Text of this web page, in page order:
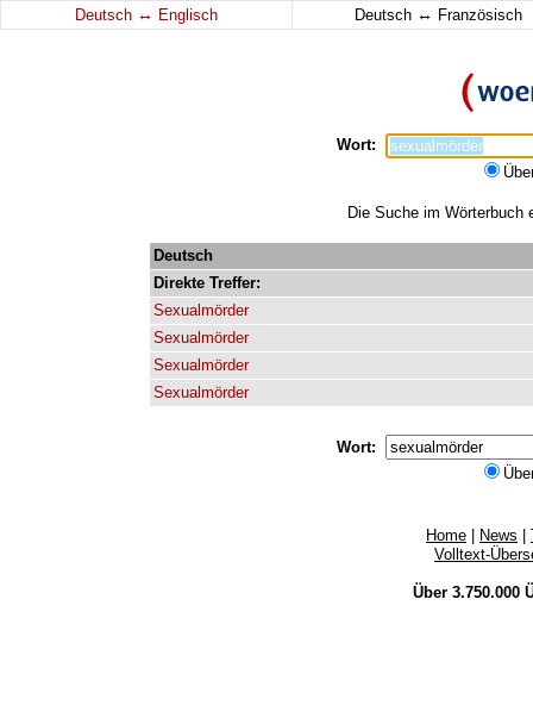
Deutsch ↔ Englisch Deutsch ↔ Französisch
Wort:
Die Suche im Wörterbuch
Deutsch
Direkte Treffer:
Sexualmörder
Sexualmörder
Sexualmörder
Sexualmörder
Wort:
Home News
Volltext-
Über 3.750.000